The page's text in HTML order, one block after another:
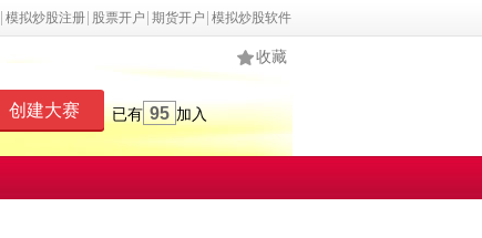
模拟炒股注册 股票开户 期货开户 模拟炒股软件
收藏
创建大赛 已有 95 加入